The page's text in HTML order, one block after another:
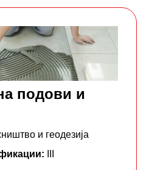
подови и
и геодезија